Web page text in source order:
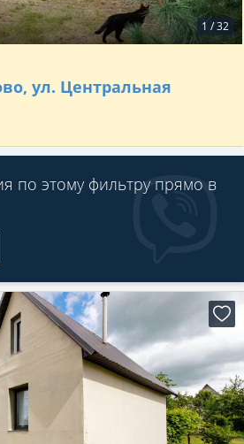
1 /32
ул. Центральная
по этому фильтру прямо в